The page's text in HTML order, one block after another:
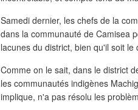
Samedi dernier, les chefs de la
dans la communauté de Camisea
lacunes du district, bien qu'il soit
Comme on le sait, dans le district
les communautés indigènes
implique, n'a pas résolu les